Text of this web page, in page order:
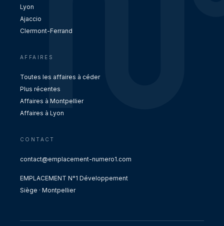
Lyon
Ajaccio
Clermont-Ferrand
AFFAIRES
Toutes les affaires à céder
Plus récentes
Affaires à Montpellier
Affaires à Lyon
CONTACT
contact@emplacement-numero1.com
EMPLACEMENT N°1 Développement
Siège · Montpellier